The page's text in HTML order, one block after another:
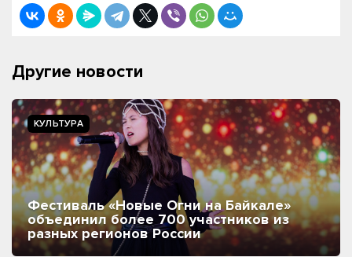
Другие новости
КУЛЬТУРА
Фестиваль «Новые Огни на Байкале»
объединил более 700 участников из
разных регионов России